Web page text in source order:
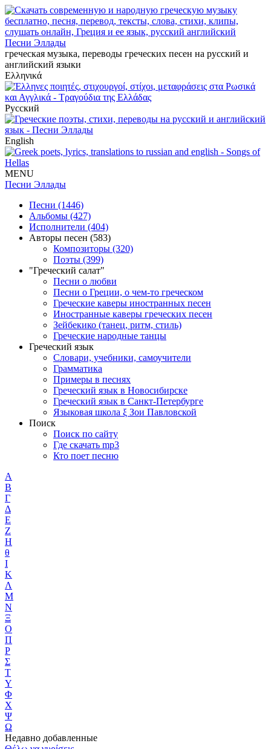
Песни Эллады
греческая музыка, переводы греческих песен на русский и
английский языки
Ελληνικά
Русский
English
MENU
Песни Эллады
Песни (1446)
Альбомы (427)
Исполнители (404)
Авторы песен (583)
Композиторы (320)
Поэты (399)
"Греческий салат"
Песни о любви
Песни о Греции, о чем-то греческом
Греческие каверы иностранных песен
Иностранные каверы греческих песен
Зейбекико (танец, ритм, стиль)
Греческие народные танцы
Греческий язык
Словари, учебники, самоучители
Грамматика
Примеры в песнях
Греческий язык в Новосибирске
Греческий язык в Санкт-Петербурге
Языковая школа ξ Зои Павловской
Поиск
Поиск по сайту
Где скачать mp3
Кто поет песню
Α
Β
Γ
Δ
Ε
Ζ
Η
θ
Ι
Κ
Λ
Μ
Ν
Ξ
Ο
Π
Ρ
Σ
Τ
Υ
Φ
Χ
Ψ
Ω
Недавно добавленные